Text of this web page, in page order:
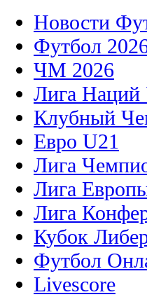
Новости
Футбол
ЧМ 2026
Лига
Клубный
Евро U21
Лига
Лига
Лига
Кубок
Футбол
Livescore